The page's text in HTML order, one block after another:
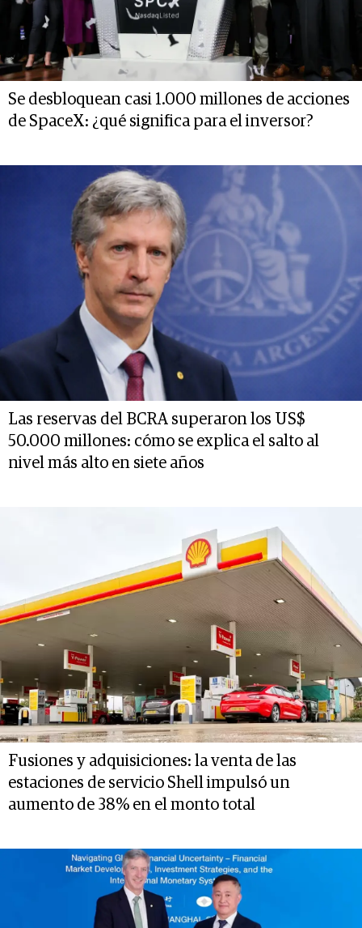
Se desbloquean casi 1.000 millones de acciones
de SpaceX: ¿qué significa para el inversor?
Las reservas del BCRA superaron los US$
50.000 millones: cómo se explica el salto al
nivel más alto en siete años
Fusiones y adquisiciones: la venta de las
estaciones de servicio Shell impulsó un
aumento de 38% en el monto total